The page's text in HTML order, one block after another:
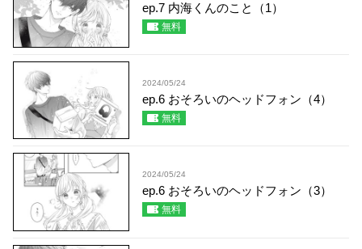
ep.7 内海くんのこと（1）
無料
2024/05/24
ep.6 おそろいのヘッドフォン（4）
無料
2024/05/24
ep.6 おそろいのヘッドフォン（3）
無料